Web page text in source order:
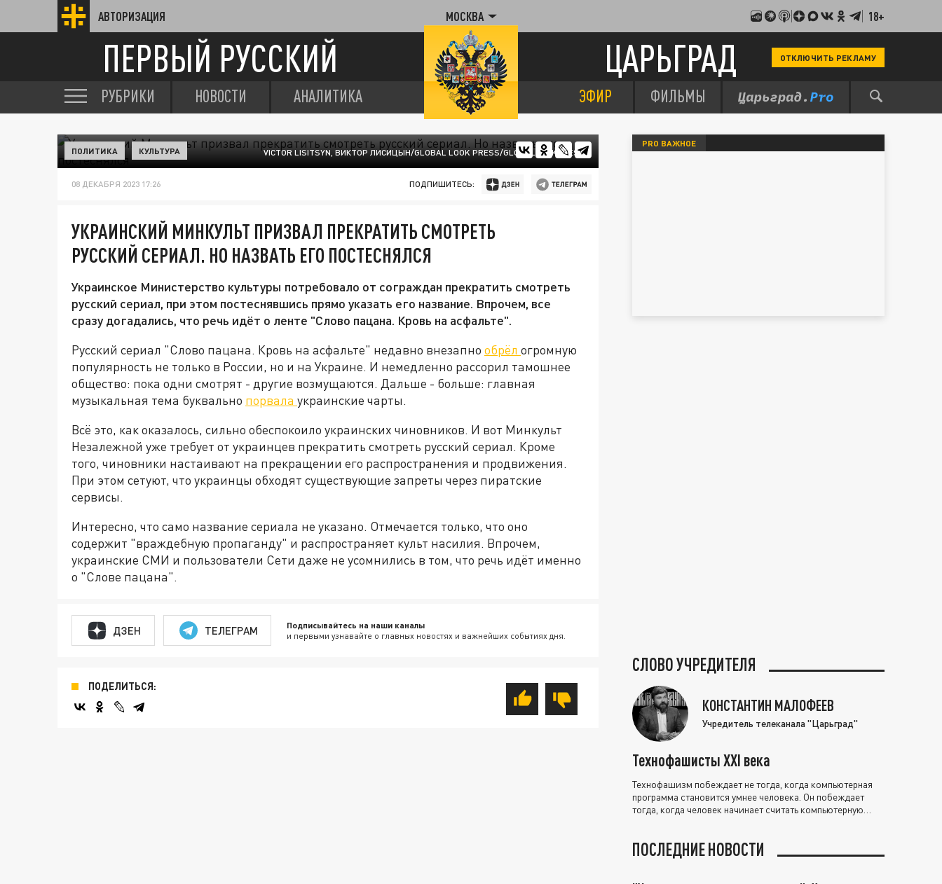
АВТОРИЗАЦИЯ МОСКВА 18+
ПЕРВЫЙ РУССКИЙ ЦАРЬГРАД ОТКЛЮЧИТЬ РЕКЛАМУ
РУБРИКИ НОВОСТИ АНАЛИТИКА ЭФИР ФИЛЬМЫ
VICTOR LISITSYN, ВИКТОР ЛИСИЦЫН/GLOBAL LOOK PRESS/GLOBALLOOKPRESS
ПОЛИТИКА КУЛЬТУРА
08 ДЕКАБРЯ 2023 17:26 ПОДПИШИТЕСЬ:
УКРАИНСКИЙ МИНКУЛЬТ ПРИЗВАЛ ПРЕКРАТИТЬ СМОТРЕТЬ
РУССКИЙ СЕРИАЛ. НО НАЗВАТЬ ЕГО ПОСТЕСНЯЛСЯ
Украинское Министерство культуры потребовало от сограждан прекратить смотреть
русский сериал, при этом постеснявшись прямо указать его название. Впрочем, все
сразу догадались, что речь идёт о ленте "Слово пацана. Кровь на асфальте".
Русский сериал "Слово пацана. Кровь на асфальте" недавно внезапно обрёл огромную
популярность не только в России, но и на Украине. И немедленно рассорил тамошнее
общество: пока одни смотрят - другие возмущаются. Дальше - больше: главная
музыкальная тема буквально порвала украинские чарты.
Всё это, как оказалось, сильно обеспокоило украинских чиновников. И вот Минкульт
Незалежной уже требует от украинцев прекратить смотреть русский сериал. Кроме
того, чиновники настаивают на прекращении его распространения и продвижения.
При этом сетуют, что украинцы обходят существующие запреты через пиратские
сервисы.
Интересно, что само название сериала не указано. Отмечается только, что оно
содержит "враждебную пропаганду" и распространяет культ насилия. Впрочем,
украинские СМИ и пользователи Сети даже не усомнились в том, что речь идёт именно
о "Слове пацана".
ДЗЕН ТЕЛЕГРАМ Подписывайтесь на наши каналы
и первыми узнавайте о главных новостях и важнейших событиях дня.
ПОДЕЛИТЬСЯ:
PRO ВАЖНОЕ
СЛОВО УЧРЕДИТЕЛЯ
КОНСТАНТИН МАЛОФЕЕВ
Учредитель телеканала "Царьград"
Технофашисты XXI века
Технофашизм побеждает не тогда, когда компьютерная
программа становится умнее человека. Он побеждает
тогда, когда человек начинает считать компьютерную
ПОСЛЕДНИЕ НОВОСТИ